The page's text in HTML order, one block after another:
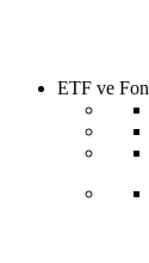
ETF ve